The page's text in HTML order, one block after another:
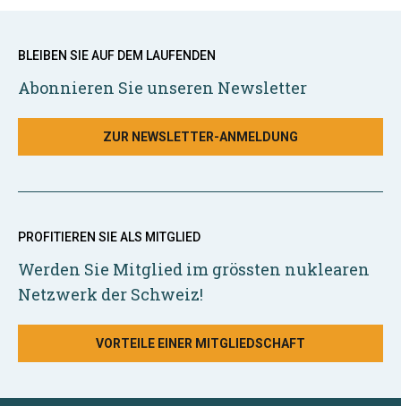
BLEIBEN SIE AUF DEM LAUFENDEN
Abonnieren Sie unseren Newsletter
ZUR NEWSLETTER-ANMELDUNG
PROFITIEREN SIE ALS MITGLIED
Werden Sie Mitglied im grössten nuklearen
Netzwerk der Schweiz!
VORTEILE EINER MITGLIEDSCHAFT